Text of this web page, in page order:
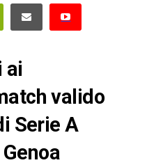
ai
valido
Serie A